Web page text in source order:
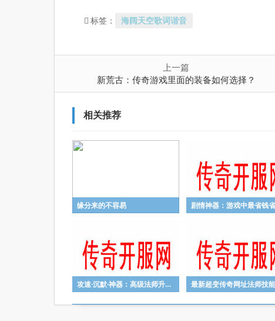
标签： 海阔天空歌词谐音
上一篇
新荒古：传奇游戏里面的装备如何选择？
相关推荐
缘分来的不容易
攻速·沉默·神器：高级法师升级最近发现